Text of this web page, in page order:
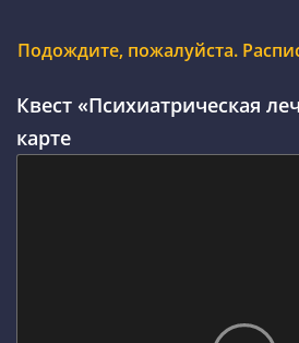
Подождите, пожалуйста.
Квест «Психиатрическая
карте